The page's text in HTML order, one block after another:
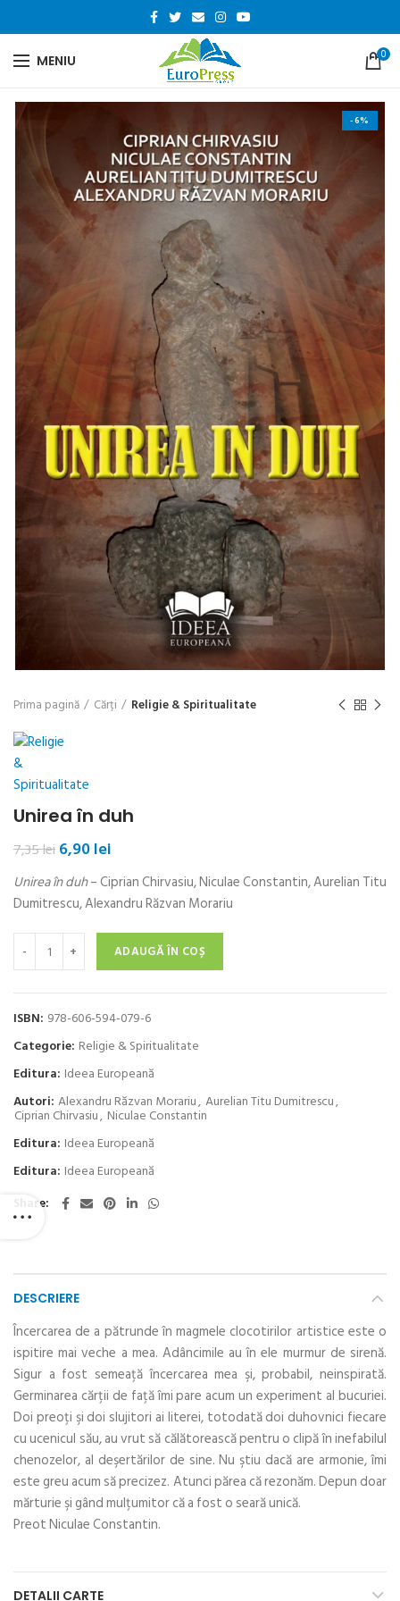
MENIU 0
-6%
Prima pagină Cărți Religie & Spiritualitate
Unirea în duh
7,35leiPrețul
a
fost:
6,90lei
este:
6,90 lei.
Unirea în duh– Ciprian Chirvasiu, Niculae Constantin, Aurelian Titu
Dumitrescu, Alexandru Răzvan Morariu
ADAUGĂ ÎN COȘ
ISBN: 978-606-594-079-6
Categorie: Religie & Spiritualitate
Editura: Ideea Europeană
Autori: Alexandru Răzvan Morariu, Aurelian Titu Dumitrescu,
Ciprian Chirvasiu, Niculae Constantin
Editura: Ideea Europeană
Editura: Ideea Europeană
Share
DESCRIERE
Încercarea de a pătrunde în magmele clocotirilor artistice este o
ispitire mai veche a mea. Adâncimile au în ele murmur de sirenă.
Sigur a fost semeaţă încercarea mea şi, probabil, neinspirată.
Germinarea cărţii de faţă îmi pare acum un experiment al bucuriei.
Doi preoţi şi doi slujitori ai literei, totodată doi duhovnici fiecare
cu ucenicul său, au vrut să călătorească pentru o clipă în inefabilul
chenozelor, al deşertărilor de sine. Nu ştiu dacă are armonie, îmi
este greu acum să precizez. Atunci părea că rezonăm. Depun doar
mărturie şi gând mulţumitor că a fost o seară unică.
Preot Niculae Constantin.
DETALII CARTE